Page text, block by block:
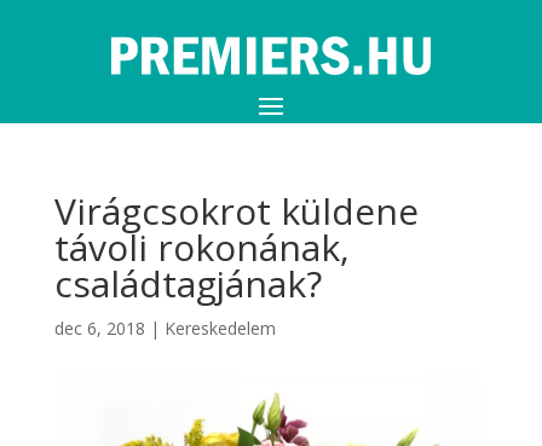
Virágcsokrot küldene
távoli rokonának,
családtagjának?
dec 6, 2018 | Kereskedelem